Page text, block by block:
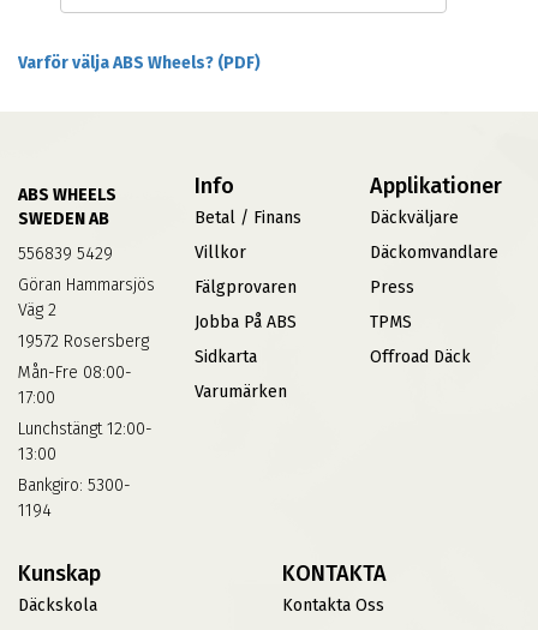
Varför välja ABS Wheels? (PDF)
ABS WHEELS
SWEDEN AB
556839 5429
Göran Hammarsjös
Väg 2
19572 Rosersberg
Mån-Fre 08:00-
17:00
Lunchstängt 12:00-
13:00
Bankgiro: 5300-
1194
Info
Betal / Finans
Villkor
Fälgprovaren
Jobba På ABS
Sidkarta
Varumärken
Applikationer
Däckväljare
Däckomvandlare
Press
TPMS
Offroad Däck
Kunskap
Däckskola
KONTAKTA
Kontakta Oss